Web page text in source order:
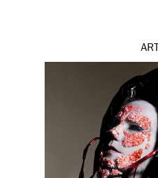
ART